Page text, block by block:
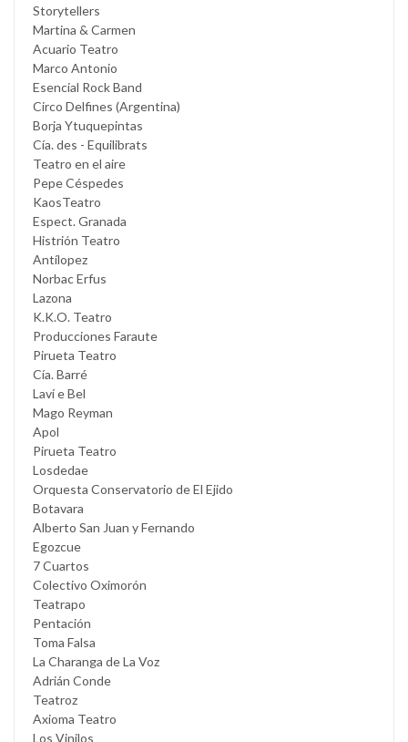
Storytellers
Martina & Carmen
Acuario Teatro
Marco Antonio
Esencial Rock Band
Circo Delfines (Argentina)
Borja Ytuquepintas
Cía. des - Equilibrats
Teatro en el aire
Pepe Céspedes
KaosTeatro
Espect. Granada
Histrión Teatro
Antílopez
Norbac Erfus
Lazona
K.K.O. Teatro
Producciones Faraute
Pirueta Teatro
Cía. Barré
Laví e Bel
Mago Reyman
Apol
Pirueta Teatro
Losdedae
Orquesta Conservatorio de El Ejido
Botavara
Alberto San Juan y Fernando
Egozcue
7 Cuartos
Colectivo Oximorón
Teatrapo
Pentación
Toma Falsa
La Charanga de La Voz
Adrián Conde
Teatroz
Axioma Teatro
Los Vinilos